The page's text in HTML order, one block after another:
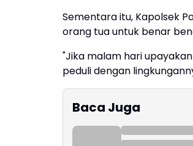
Sementara itu, Kapolsek
orang tua untuk benar
"Jika malam hari
peduli dengan
Baca Juga